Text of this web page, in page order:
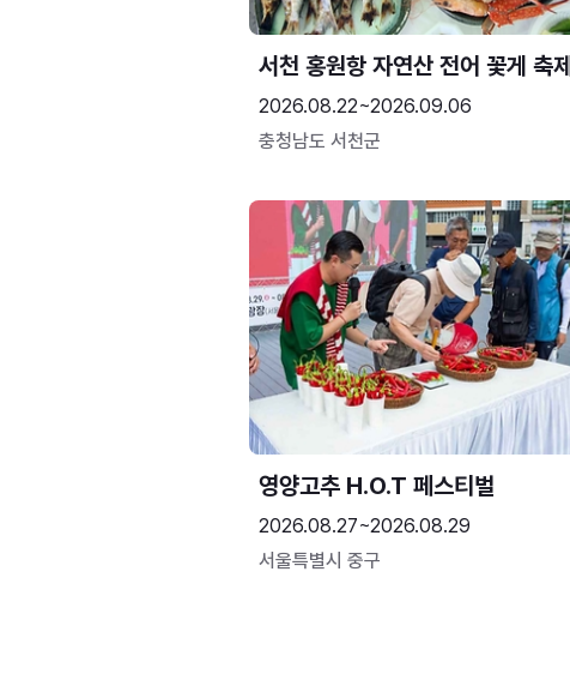
서천 홍원항 자연산 전어 꽃게 축제
2026.08.22~2026.09.06
충청남도 서천군
영양고추 H.O.T 페스티벌
2026.08.27~2026.08.29
서울특별시 중구